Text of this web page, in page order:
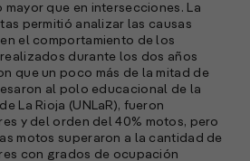
que en intersecciones. La
permitió analizar las causas
el comportamiento de los
durante los dos años
que un poco más de la mitad de
al polo educacional de la
La Rioja (UNLaR), fueron
y del orden del 40% motos, pero
motos superaron a la cantidad de
con grados de ocupación